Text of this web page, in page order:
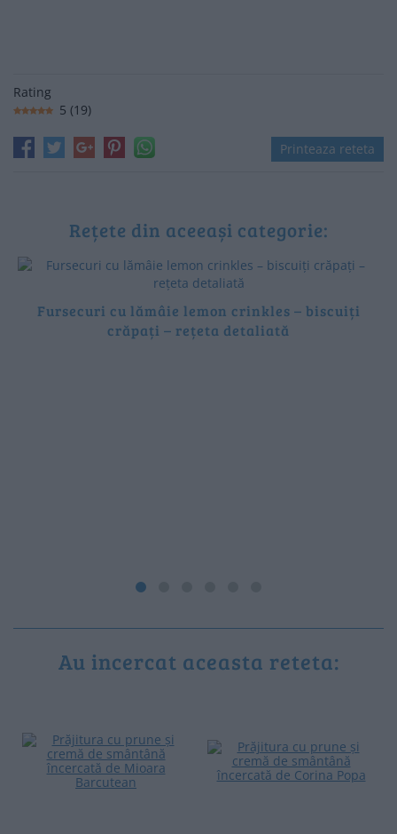
Rating
5 (19)
Printeaza reteta
Rețete din aceeași categorie:
Fursecuri cu lămâie lemon crinkles – biscuiți
crăpați – rețeta detaliată
Au incercat aceasta reteta: